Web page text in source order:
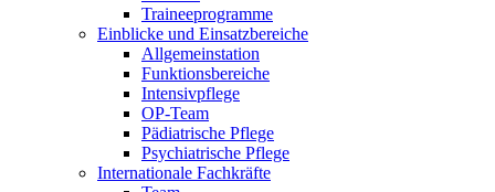
Traineeprogramme
Einblicke und Einsatzbereiche
Allgemeinstation
Funktionsbereiche
Intensivpflege
OP-Team
Pädiatrische Pflege
Psychiatrische Pflege
Internationale Fachkräfte